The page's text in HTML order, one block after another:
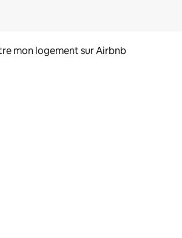
mon logement sur Airbnb